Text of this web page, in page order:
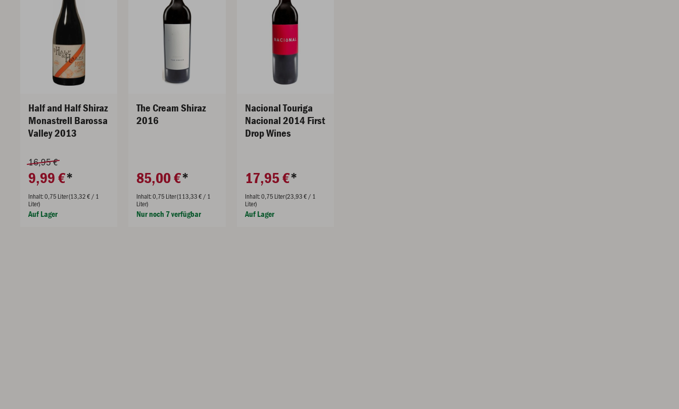
Half and Half Shiraz
Monastrell Barossa
Valley 2013
16,95 €
9,99 €
Inhalt: 0,75 Liter (13,32 € / 1
Liter)
Auf Lager
The Cream Shiraz
2016
85,00 €
Inhalt: 0,75 Liter (113,33 € / 1
Liter)
Nur noch 7 verfügbar
Nacional Touriga
Nacional 2014 First
Drop Wines
17,95 €
Inhalt: 0,75 Liter (23,93 € / 1
Liter)
Auf Lager